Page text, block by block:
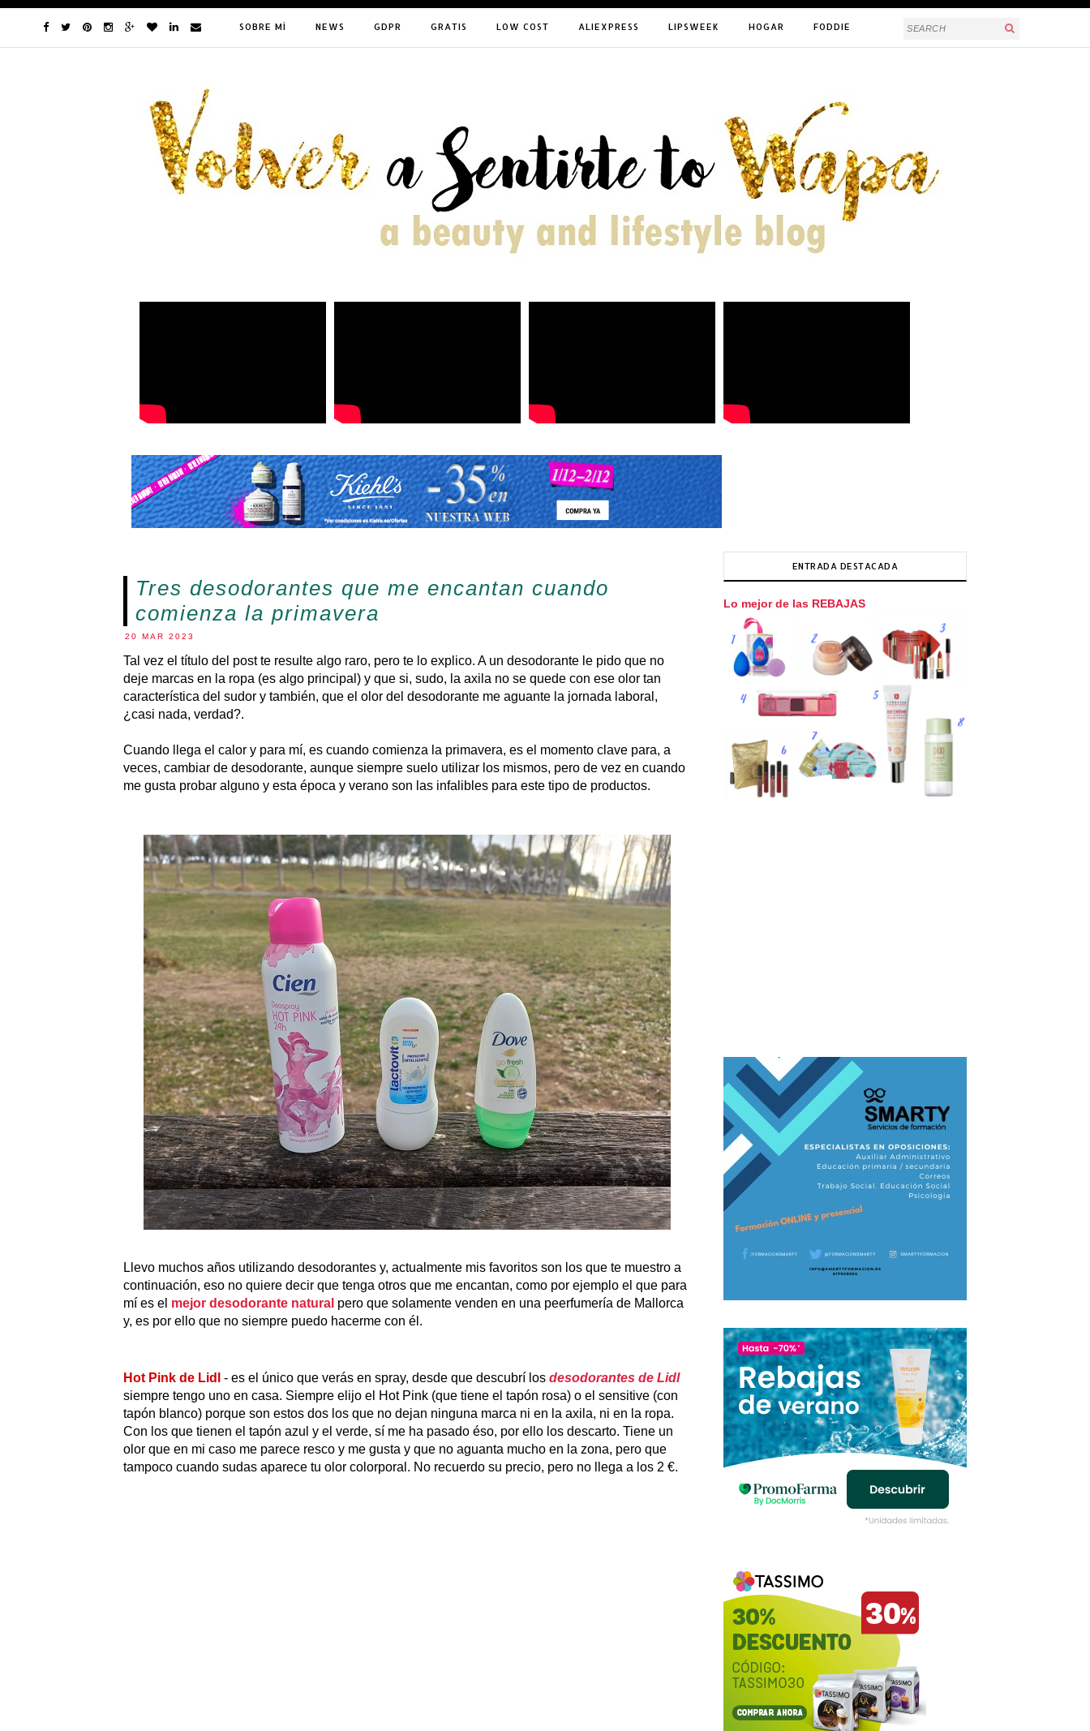
SOBRE MÍ NEWS GDPR GRATIS LOW COST ALIEXPRESS LIPSWEEK HOGAR FODDIE
Tres desodorantes que me encantan cuando
comienza la primavera
20 MAR 2023
Tal vez el título del post te resulte algo raro, pero te lo explico. A un desodorante le pido que no
deje marcas en la ropa (es algo principal) y que si, sudo, la axila no se quede con ese olor tan
característica del sudor y también, que el olor del desodorante me aguante la jornada laboral,
¿casi nada, verdad?.
Cuando llega el calor y para mí, es cuando comienza la primavera, es el momento clave para, a
veces, cambiar de desodorante, aunque siempre suelo utilizar los mismos, pero de vez en cuando
me gusta probar alguno y esta época y verano son las infalibles para este tipo de productos.
Llevo muchos años utilizando desodorantes y, actualmente mis favoritos son los que te muestro a
continuación, eso no quiere decir que tenga otros que me encantan, como por ejemplo el que para
mí es el mejor desodorante natural pero que solamente venden en una peerfumería de Mallorca
y, es por ello que no siempre puedo hacerme con él.
Hot Pink de Lidl - es el único que verás en spray, desde que descubrí los desodorantes de Lidl
siempre tengo uno en casa. Siempre elijo el Hot Pink (que tiene el tapón rosa) o el sensitive (con
tapón blanco) porque son estos dos los que no dejan ninguna marca ni en la axila, ni en la ropa.
Con los que tienen el tapón azul y el verde, sí me ha pasado éso, por ello los descarto. Tiene un
olor que en mi caso me parece resco y me gusta y que no aguanta mucho en la zona, pero que
tampoco cuando sudas aparece tu olor colorporal. No recuerdo su precio, pero no llega a los 2 €.
ENTRADA DESTACADA
Lo mejor de las REBAJAS